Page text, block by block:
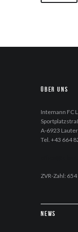
Über uns
Intemann FC
A-6923
Tel. +43 664
ZVR-Zahl:
News